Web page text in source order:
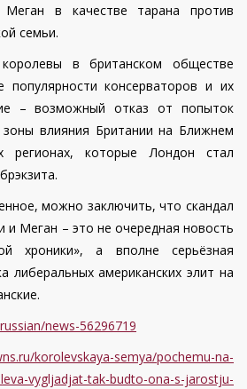
в качестве тарана против
семьи.
в британском обществе
популярности консерваторов и их
– возможный отказ от попыток
зоны влияния Британии на Ближнем
регионах, которые Лондон стал
можно заключить, что скандал
и Меган – это не очередная новость
хроники», а вполне серьёзная
либеральных американских элит на
news-56296719
korolevskaya-semya/pochemu-na-
vygljadjat-tak-budto-ona-s-jarostju-